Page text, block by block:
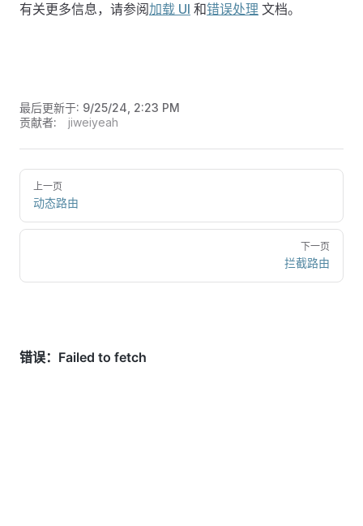
有关更多信息，请参阅加载 UI 和错误处理 文档。
最后更新于: 9/25/24, 2:23 PM
贡献者:
jiweiyeah
上一页
动态路由
下一页
拦截路由